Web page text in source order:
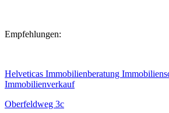
Empfehlungen:
Helveticas Immobilienberatung
Immobilienverkauf
Oberfeldweg 3c